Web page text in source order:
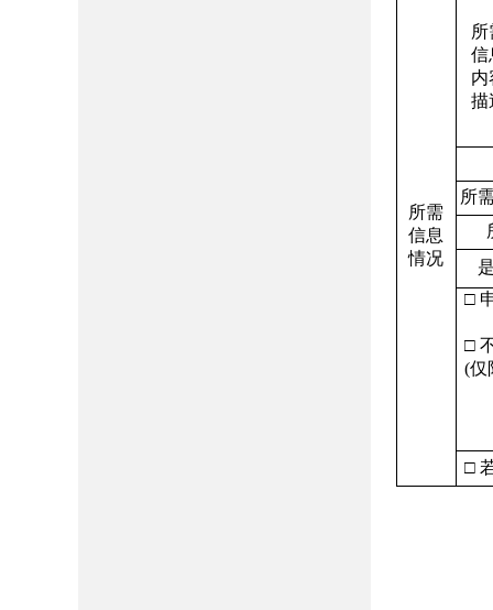
所需
信息
情况
信
内
描
所
□
□
(仅
□